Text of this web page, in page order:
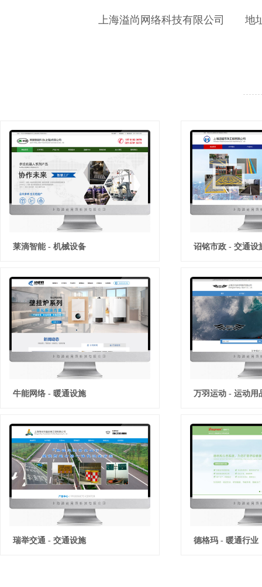
上海溢尚网络科技有限公司 地
莱滴智能 - 机械设备 诏铭市政 - 交通设
牛能网络 - 暖通设施 万羽运动 - 运动用
瑞举交通 - 交通设施 德格玛 - 暖通行业